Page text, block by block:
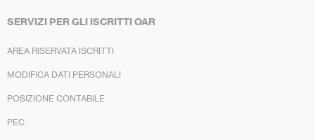
SERVIZI PER GLI ISCRITTI OAR
AREA RISERVATA ISCRITTI
MODIFICA DATI PERSONALI
POSIZIONE CONTABILE
PEC